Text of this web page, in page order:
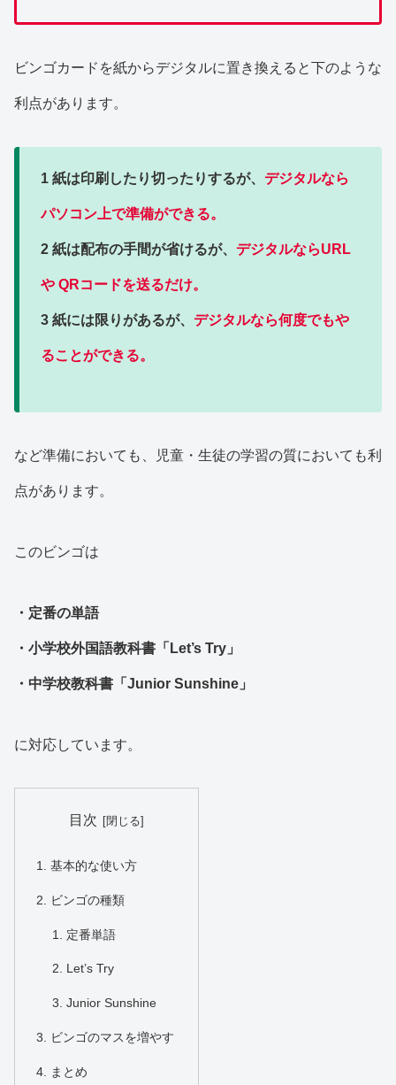
ビンゴカードを紙からデジタルに置き換えると下のような
利点があります。
1 紙は印刷したり切ったりするが、 デジタルなら
パソコン上で準備ができる。
2 紙は配布の手間が省けるが、 デジタルならURL
や QRコードを送るだけ。
3 紙には限りがあるが、 デジタルなら何度でもや
ることができる。
など準備においても、児童・生徒の学習の質においても利
点があります。
このビンゴは
・定番の単語
・小学校外国語教科書「Let’s Try」
・中学校教科書「Junior Sunshine」
に対応しています。
目次
基本的な使い方
ビンゴの種類
定番単語
Let’s Try
Junior Sunshine
ビンゴのマスを増やす
まとめ